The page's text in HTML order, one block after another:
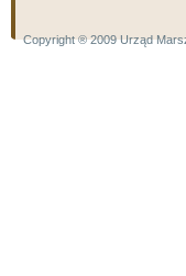
Copyright ® 2009 Urząd